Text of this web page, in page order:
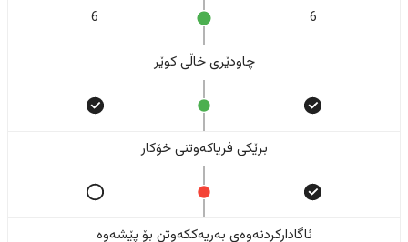
6
6
چاودێری خاڵی کوێر
برێکی فریاکەوتنی خۆکار
ئاگادارکردنەوەی بەریەککەوتن بۆ پێشەوە